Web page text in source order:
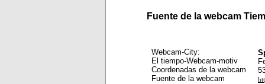
Fuente de la webcam
Webcam-City:
El tiempo-Webcam-motiv
Coordenadas de la webcam
Fuente de la webcam